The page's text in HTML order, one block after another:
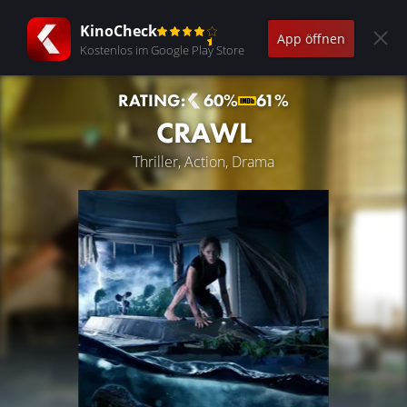
KinoCheck
Kostenlos im Google Play Store
App öffnen
RATING: 60% 61%
CRAWL
Thriller, Action, Drama